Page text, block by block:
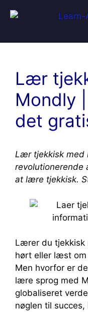
Lær
Mondly
det
Lær tjekkisk med
revolutionerende
at lære tjekkisk.
Lærer du tjekkisk
hørt eller læst
Men hvorfor er
lære sprog med
globaliseret
nøglen til